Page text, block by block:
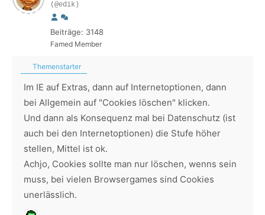
(@edik)
Beiträge: 3148
Famed Member
Themenstarter
Im IE auf Extras, dann auf Internetoptionen, dann
bei Allgemein auf "Cookies löschen" klicken.
Und dann als Konsequenz mal bei Datenschutz (ist
auch bei den Internetoptionen) die Stufe höher
stellen, Mittel ist ok.
Achjo, Cookies sollte man nur löschen, wenns sein
muss, bei vielen Browsergames sind Cookies
unerlässlich.